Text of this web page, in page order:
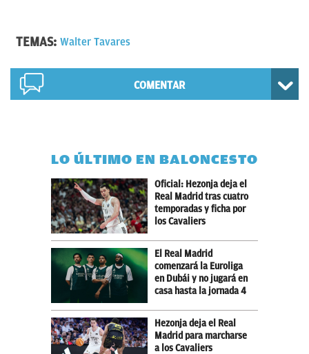
TEMAS: Walter Tavares
COMENTAR
LO ÚLTIMO EN BALONCESTO
Oficial: Hezonja deja el
Real Madrid tras cuatro
temporadas y ficha por
los Cavaliers
El Real Madrid
comenzará la Euroliga
en Dubái y no jugará en
casa hasta la jornada 4
Hezonja deja el Real
Madrid para marcharse
a los Cavaliers